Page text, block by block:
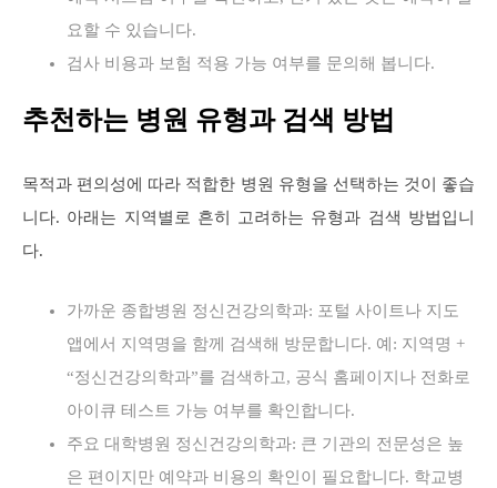
요할 수 있습니다.
검사 비용과 보험 적용 가능 여부를 문의해 봅니다.
추천하는 병원 유형과 검색 방법
목적과 편의성에 따라 적합한 병원 유형을 선택하는 것이 좋습
니다. 아래는 지역별로 흔히 고려하는 유형과 검색 방법입니
다.
가까운 종합병원 정신건강의학과: 포털 사이트나 지도
앱에서 지역명을 함께 검색해 방문합니다. 예: 지역명 +
“정신건강의학과”를 검색하고, 공식 홈페이지나 전화로
아이큐 테스트 가능 여부를 확인합니다.
주요 대학병원 정신건강의학과: 큰 기관의 전문성은 높
은 편이지만 예약과 비용의 확인이 필요합니다. 학교병